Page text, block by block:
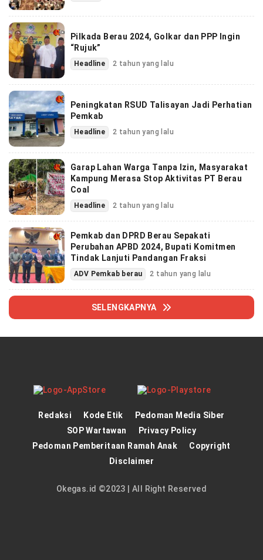
Pilkada Berau 2024, Golkar dan PPP Ingin
“Rujuk”
Headline 2 tahun yang lalu
Peningkatan RSUD Talisayan Jadi Perhatian
Pemkab
Headline 2 tahun yang lalu
Garap Lahan Warga Tanpa Izin, Masyarakat
Kampung Merasa Stop Aktivitas PT Berau
Coal
Headline 2 tahun yang lalu
Pemkab dan DPRD Berau Sepakati
Perubahan APBD 2024, Bupati Komitmen
Tindak Lanjuti Pandangan Fraksi
ADV Pemkab berau 2 tahun yang lalu
SELENGKAPNYA
Redaksi Kode Etik
Pedoman Media Siber
SOP Wartawan
Privacy Policy
Pedoman Pemberitaan Ramah Anak
Copyright
Disclaimer
Okegas.id ©2023 | All Right Reserved